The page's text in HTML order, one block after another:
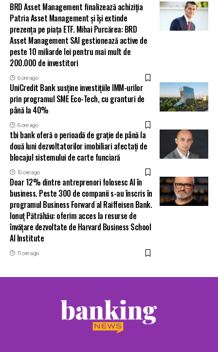
BRD Asset Management finalizează achiziția
Patria Asset Management și își extinde
prezența pe piața ETF. Mihai Purcărea: BRD
Asset Management SAI gestionează active de
peste 10 miliarde lei pentru mai mult de
200.000 de investitori
6 ore ago
UniCredit Bank susține investițiile IMM-urilor
prin programul SME Eco-Tech, cu granturi de
până la 40%
6 ore ago
tbi bank oferă o perioadă de grație de până la
două luni dezvoltatorilor imobiliari afectați de
blocajul sistemului de carte funciară
10 ore ago
Doar 12% dintre antreprenori folosesc AI în
business. Peste 300 de companii s-au înscris în
programul Business Forward al Raiffeisen Bank.
Ionuț Pătrăhău: oferim acces la resurse de
învățare dezvoltate de Harvard Business School
AI Institute
11 ore ago